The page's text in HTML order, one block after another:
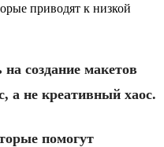
приводят к низкой
создание макетов
а не креативный хаос.
помогут